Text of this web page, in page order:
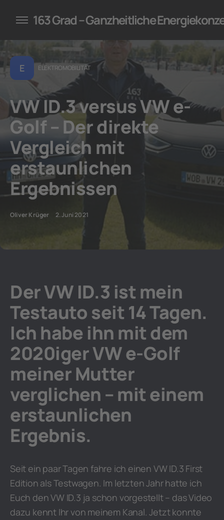
für Unternehmen
163 Grad – Ganzheitliche
E ELEKTROMOBILITÄT
VW ID.3 versus VW e-
Golf – Der direkte
Vergleich mit
erstaunlichen
Ergebnissen
Oliver Krüger 2. Juni 2021
Der VW ID.3 ist mein
Testauto seit 14 Tagen.
Ich habe ihn mit dem
2020iger VW e-Golf
meiner Mutter
verglichen – mit einem
erstaunlichen
Ergebnis.
Seit ein paar Tagen fahre ich einen VW ID.3 First
Edition als Testwagen. Im letzten Jahr hatte ich
Euch den VW ID.3 ja schon vorgestellt – das Video
dazu kennt Ihr von meinem Kanal. Jetzt konnte